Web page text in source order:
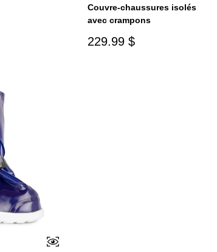
Couvre-chaussures isolés
avec crampons
229.99 $